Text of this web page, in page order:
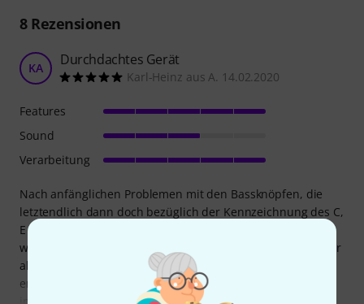
8Rezensionen
KA Durchdachtes Gerät
Karl-Heinz aus A. 14.02.2020
Nach anfänglichen Problemen mit den Bassknöpfen, die
letztendlich dann doch bezüglich der Kennzeichnung des C,
E und Ab Knopfes nach meinen Vorstellungen angeordnet
werden konnten, bin ich zufrieden mit dem Instrument. Vor
allem die Belegung der Bassseite mit digitalen Klängen
ermöglicht schöne Möglichkeiten. Der Klang ist allerdings
im Hinblick auf Dynamik und
Features
Sound
Verarbeitung